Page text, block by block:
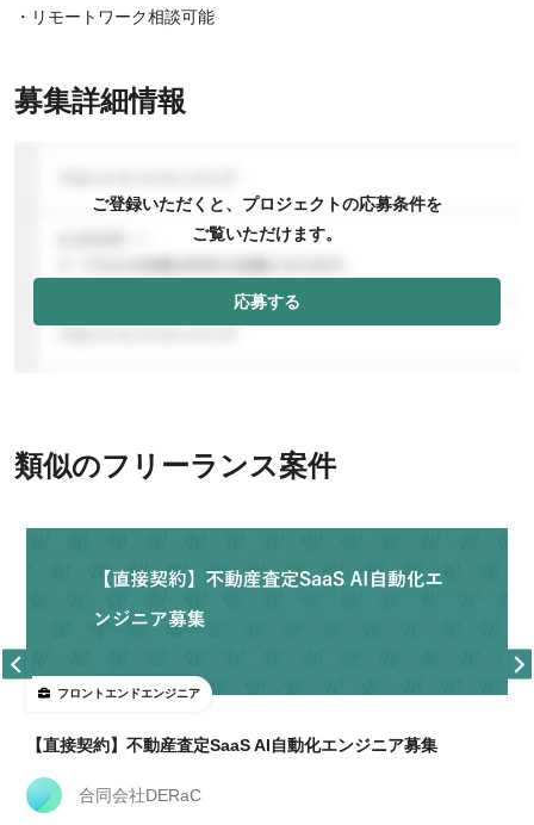
・リモートワーク相談可能
募集詳細情報
ご登録いただくと、プロジェクトの応募条件を
ご覧いただけます。
応募する
類似のフリーランス案件
フロントエンドエンジニア
【直接契約】不動産査定SaaS AI自動化エンジニア募集
合同会社DERaC